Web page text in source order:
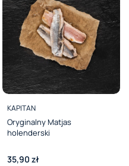
PRODUCENT
KAPITAN
Oryginalny Matjas
holenderski
Cena
35,90 zł